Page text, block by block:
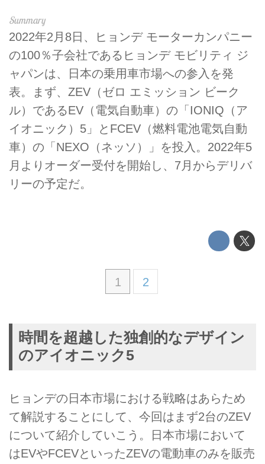
2022年2月8日、ヒョンデ モーターカンパニー
の100％子会社であるヒョンデ モビリティ ジ
ャパンは、日本の乗用車市場への参入を発
表。まず、ZEV（ゼロ エミッション ビーク
ル）であるEV（電気自動車）の「IONIQ（ア
イオニック）5」とFCEV（燃料電池電気自動
車）の「NEXO（ネッソ）」を投入。2022年5
月よりオーダー受付を開始し、7月からデリバ
リーの予定だ。
1 2
時間を超越した独創的なデザイン
のアイオニック5
ヒョンデの日本市場における戦略はあらため
て解説することにして、今回はまず2台のZEV
について紹介していこう。日本市場において
はEVやFCEVといったZEVの電動車のみを販売